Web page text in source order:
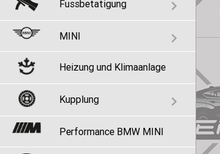
Fussbetatigung
MINI
Heizung und Klimaanlage
Kupplung
Performance BMW MINI